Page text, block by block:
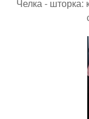
Челка - шторка: